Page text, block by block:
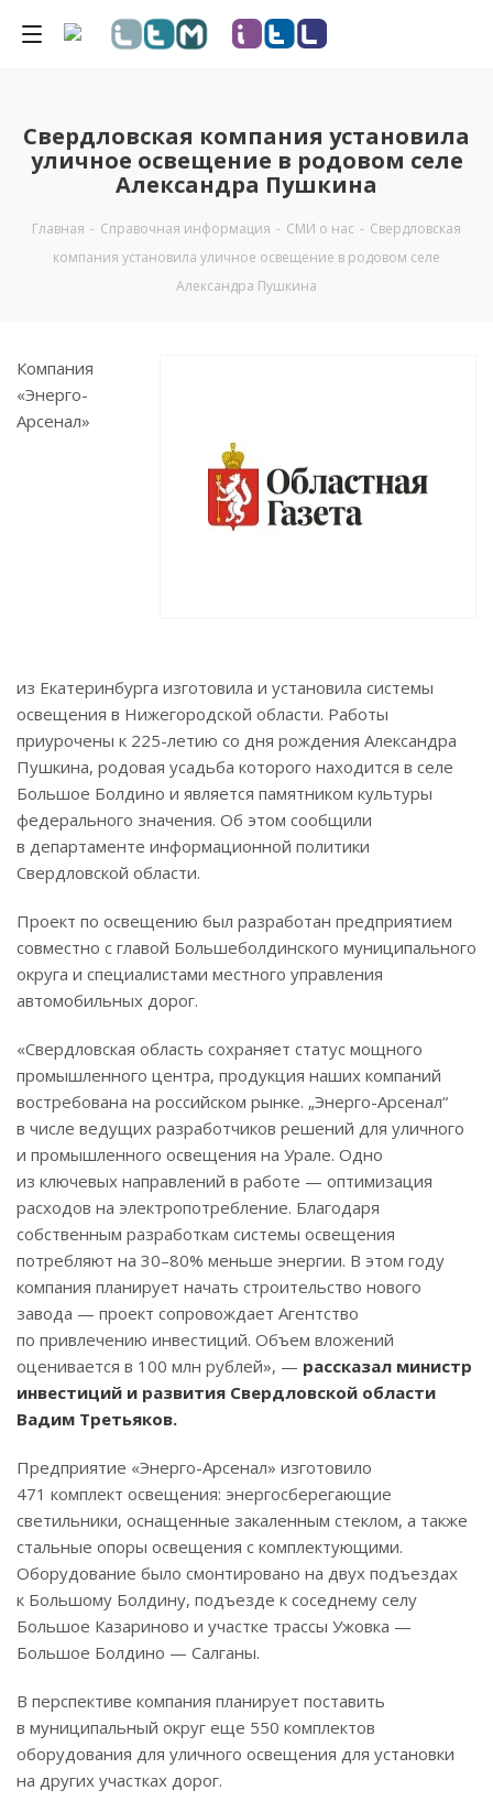
Свердловская компания установила
уличное освещение в родовом селе
Александра Пушкина
Главная - Справочная информация - СМИ о нас - Свердловская
компания установила уличное освещение в родовом селе
Александра Пушкина
Компания
«Энерго-
Арсенал»
из Екатеринбурга изготовила и установила системы
освещения в Нижегородской области. Работы
приурочены к 225-летию со дня рождения Александра
Пушкина, родовая усадьба которого находится в селе
Большое Болдино и является памятником культуры
федерального значения. Об этом сообщили
в департаменте информационной политики
Свердловской области.
Проект по освещению был разработан предприятием
совместно с главой Большеболдинского муниципального
округа и специалистами местного управления
автомобильных дорог.
«Свердловская область сохраняет статус мощного
промышленного центра, продукция наших компаний
востребована на российском рынке. „Энерго-Арсенал“
в числе ведущих разработчиков решений для уличного
и промышленного освещения на Урале. Одно
из ключевых направлений в работе — оптимизация
расходов на электропотребление. Благодаря
собственным разработкам системы освещения
потребляют на 30–80% меньше энергии. В этом году
компания планирует начать строительство нового
завода — проект сопровождает Агентство
по привлечению инвестиций. Объем вложений
оценивается в 100 млн рублей», — рассказал министр
инвестиций и развития Свердловской области
Вадим Третьяков.
Предприятие «Энерго-Арсенал» изготовило
471 комплект освещения: энергосберегающие
светильники, оснащенные закаленным стеклом, а также
стальные опоры освещения с комплектующими.
Оборудование было смонтировано на двух подъездах
к Большому Болдину, подъезде к соседнему селу
Большое Казариново и участке трассы Ужовка —
Большое Болдино — Салганы.
В перспективе компания планирует поставить
в муниципальный округ еще 550 комплектов
оборудования для уличного освещения для установки
на других участках дорог.